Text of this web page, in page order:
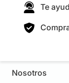
Te
Nosotros